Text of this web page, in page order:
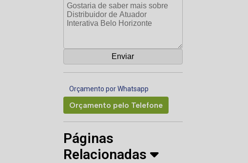
Orçamento por Whatsapp
Orçamento pelo Telefone
Páginas
Relacionadas